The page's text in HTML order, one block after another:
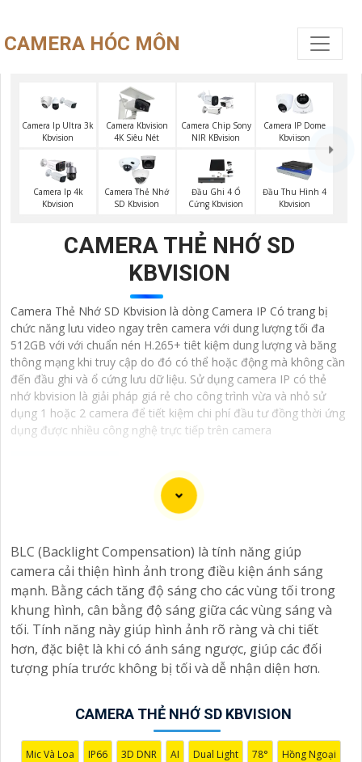
CAMERA HÓC MÔN
Camera Ip Ultra 3k
Kbvision
Camera Kbvision
4K Siêu Nét
Camera Chip Sony
NIR KBvision
Camera IP Dome
Kbviison
Camera Ip 4k
Kbvision
Camera Thẻ Nhớ
SD Kbvision
Đầu Ghi 4 Ổ
Cứng Kbvision
Đầu Thu Hình 4
Kbvision
CAMERA THẺ NHỚ SD
KBVISION
Camera Thẻ Nhớ SD Kbvision là dòng Camera IP Có trang bị
chức năng lưu video ngay trên camera với dung lượng tối đa
512GB với với chuẩn nén H.265+ tiêt kiệm dung lượng và băng
thông mạng khi truy cập do đó có thể hoặc động mà không cần
đến đầu ghi và ổ cứng lưu dữ liệu. Sử dụng camera IP có thẻ
nhớ kbvision là giải pháp giá rẻ cho công trình vừa và nhỏ sử
dụng 1 hoặc 2 camera để tiết kiệm chi phí đầu tư đồng thời ứng
dụng được nhiều công nghệ trực tiếp trên camera
Camera Super Adapt là lựa chọn tốt cho việc giám sát
thất thường. Với khả năng ghi hình thích ứng với từng
cường độ ánh sáng bên ngoài camera đem lại chất
lượng hình ảnh sắc nét cho bạn trải nghiệm tuyệt vời
nhất
BLC (Backlight Compensation) là tính năng giúp
camera cải thiện hình ảnh trong điều kiện ánh sáng
mạnh. Bằng cách tăng độ sáng cho các vùng tối trong
khung hình, cân bằng độ sáng giữa các vùng sáng và
tối. Tính năng này giúp hình ảnh rõ ràng và chi tiết
hơn, đặc biệt là khi có ánh sáng ngược, giúp các đối
tượng phía trước không bị tối và dễ nhận diện hơn.
CAMERA THẺ NHỚ SD KBVISION
Mic Và Loa IP66 3D DNR AI Dual Light 78° Hồng Ngoại